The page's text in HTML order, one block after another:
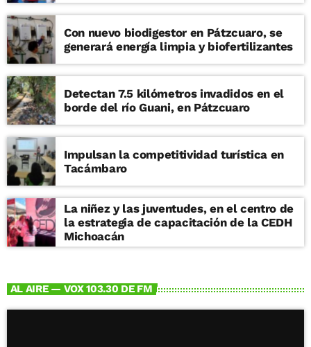
Con nuevo biodigestor en Pátzcuaro, se
generará energía limpia y biofertilizantes
Detectan 7.5 kilómetros invadidos en el
borde del río Guani, en Pátzcuaro
Impulsan la competitividad turística en
Tacámbaro
La niñez y las juventudes, en el centro de
la estrategia de capacitación de la CEDH
Michoacán
AL AIRE — VOX 103.30 DE FM